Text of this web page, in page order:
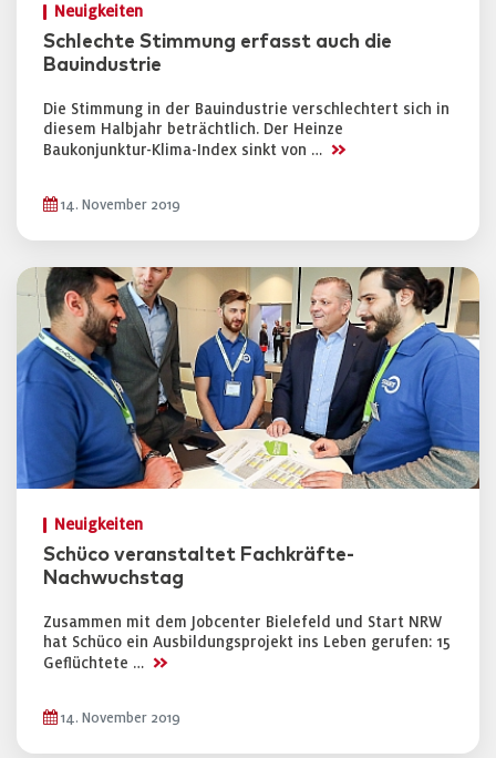
Neuigkeiten
Schlechte Stimmung erfasst auch die
Bauindustrie
Die Stimmung in der Bauindustrie verschlechtert sich in
diesem Halbjahr beträchtlich. Der Heinze
Baukonjunktur-Klima-Index sinkt von … >>
14. November 2019
Neuigkeiten
Schüco veranstaltet Fachkräfte-
Nachwuchstag
Zusammen mit dem Jobcenter Bielefeld und Start NRW
hat Schüco ein Ausbildungsprojekt ins Leben gerufen: 15
Geflüchtete … >>
14. November 2019